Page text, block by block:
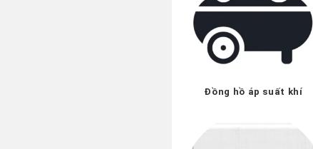
Đồng hồ áp suất khí